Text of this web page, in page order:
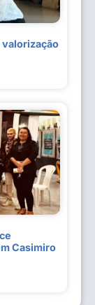
valorização
Casimiro